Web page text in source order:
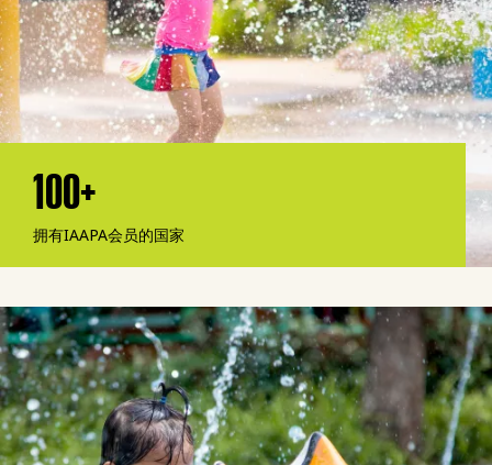
100+
拥有IAAPA会员的国家